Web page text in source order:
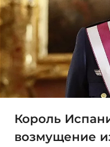
Король
возмущение